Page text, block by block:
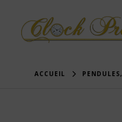
ACCUEIL PENDULES,